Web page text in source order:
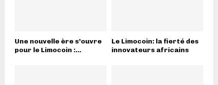
Une nouvelle ère s’ouvre
pour le Limocoin :...
Le Limocoin: la fierté des
innovateurs africains